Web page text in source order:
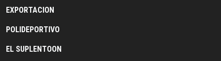
EXPORTACION
POLIDEPORTIVO
EL SUPLENTOON